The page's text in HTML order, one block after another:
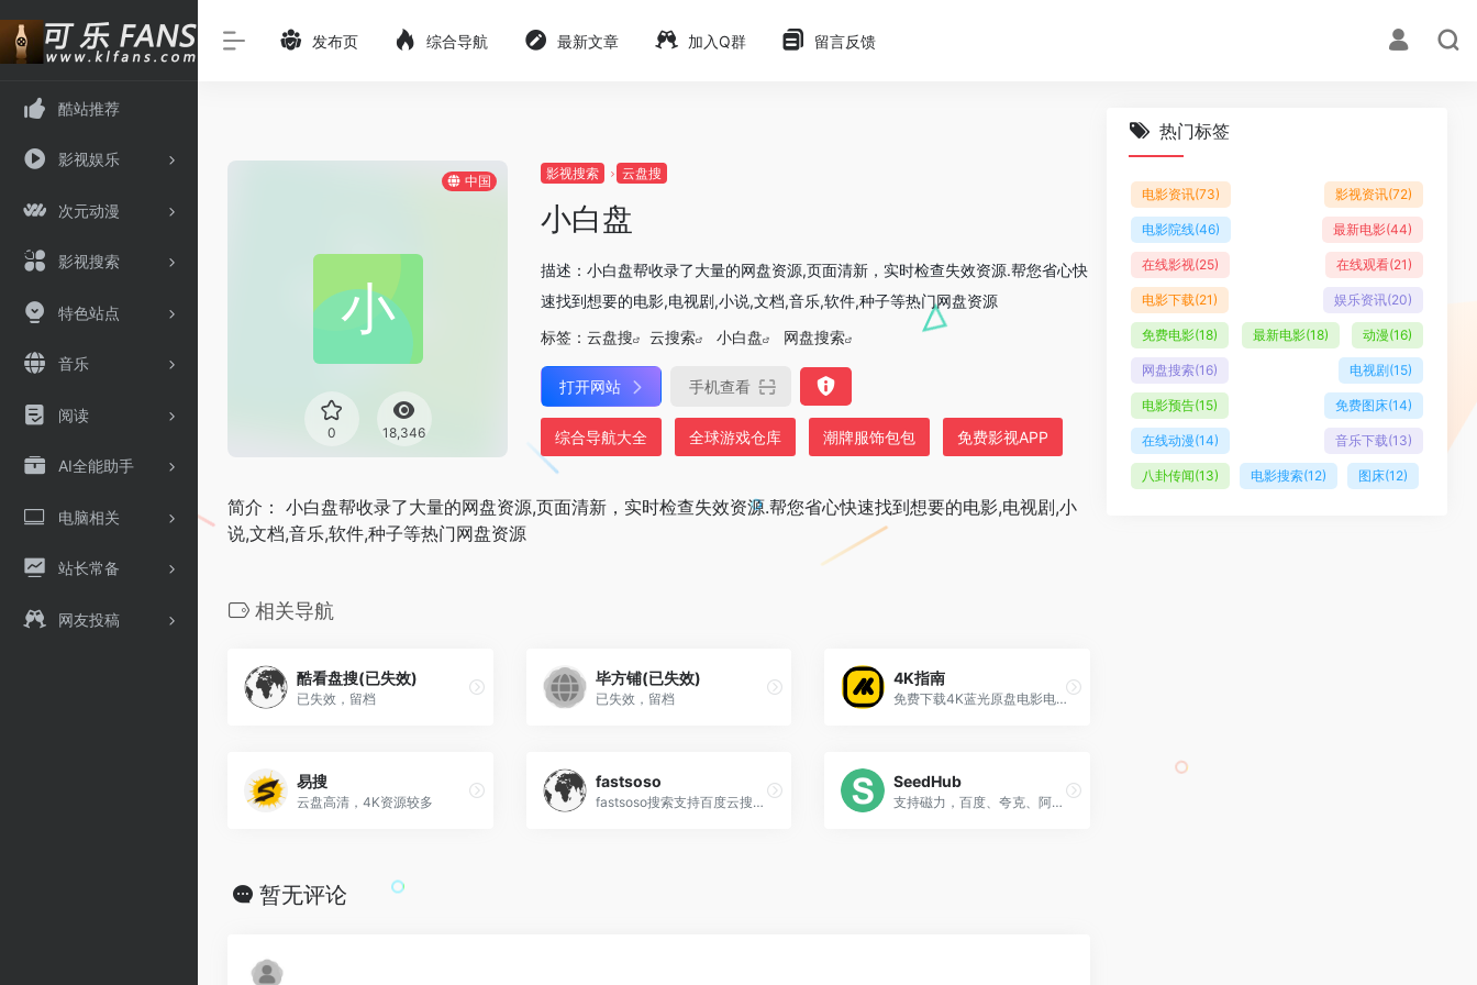
酷站推荐
影视娱乐
次元动漫
影视搜索
特色站点
音乐
阅读
AI全能助手
电脑相关
站长常备
网友投稿
发布页 综合导航 最新文章 加入Q群 留言反馈
中国
0 18,346
影视搜索 云盘搜
小白盘
描述：小白盘帮收录了大量的网盘资源,页面清新，实时检查失效资源.帮您省心快
速找到想要的电影,电视剧,小说,文档,音乐,软件,种子等热门网盘资源
标签： 云盘搜 云搜索 小白盘 网盘搜索
打开网站 手机查看
综合导航大全 全球游戏仓库 潮牌服饰包包 免费影视APP
简介： 小白盘帮收录了大量的网盘资源,页面清新，实时检查失效资源.帮您省心快速找到想要的电影,电视剧,小
说,文档,音乐,软件,种子等热门网盘资源
相关导航
酷看盘搜(已失效)
已失效，留档
毕方铺(已失效)
已失效，留档
4K指南
免费下载4K蓝光原盘电影电视剧
易搜
云盘高清，4K资源较多
fastsoso
fastsoso搜索支持百度云搜索，可快速搜索百度网盘资源中的有效连接，自动识别无效的百度云网盘资源，每天更新海量资源。
SeedHub
支持磁力，百度、夸克、阿里、迅雷网盘，资源非常全面
暂无评论
热门标签
电影资讯(73) 影视资讯(72)
电影院线(46) 最新电影(44)
在线影视(25) 在线观看(21)
电影下载(21) 娱乐资讯(20)
免费电影(18) 最新电影(18) 动漫(16)
网盘搜索(16) 电视剧(15)
电影预告(15) 免费图床(14)
在线动漫(14) 音乐下载(13)
八卦传闻(13) 电影搜索(12) 图床(12)